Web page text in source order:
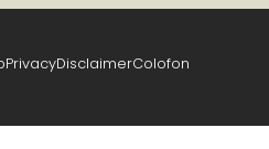
PrivacyDisclaimerColofon